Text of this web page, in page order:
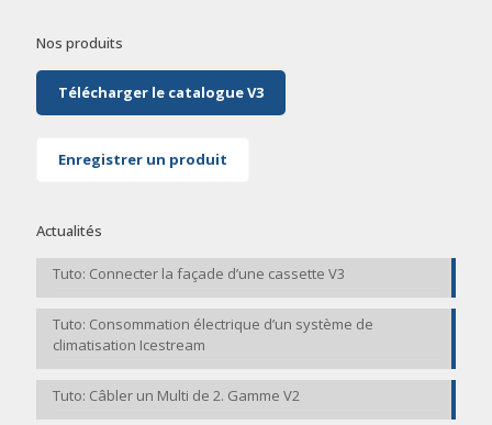
Nos produits
Télécharger le catalogue V3
Enregistrer un produit
Actualités
Tuto: Connecter la façade d’une cassette V3
Tuto: Consommation électrique d’un système de
climatisation Icestream
Tuto: Câbler un Multi de 2. Gamme V2